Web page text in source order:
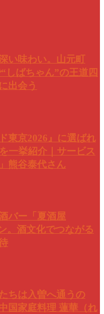
い味わい。山元町
しばちゃん”の王道四
出会う
東京2026』に選ばれ
一挙紹介｜サービス
熊谷泰代さん
バー「夏酒屋
。酒文化でつながる
ちは入曽へ通うの
国家庭料理 蓮華（れ